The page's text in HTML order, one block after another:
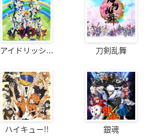
アイドリッシ... 刀剣乱舞
ハイキュー!! 銀魂